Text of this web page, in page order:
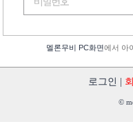
멜론무비 PC화면에서 아
로그인
©